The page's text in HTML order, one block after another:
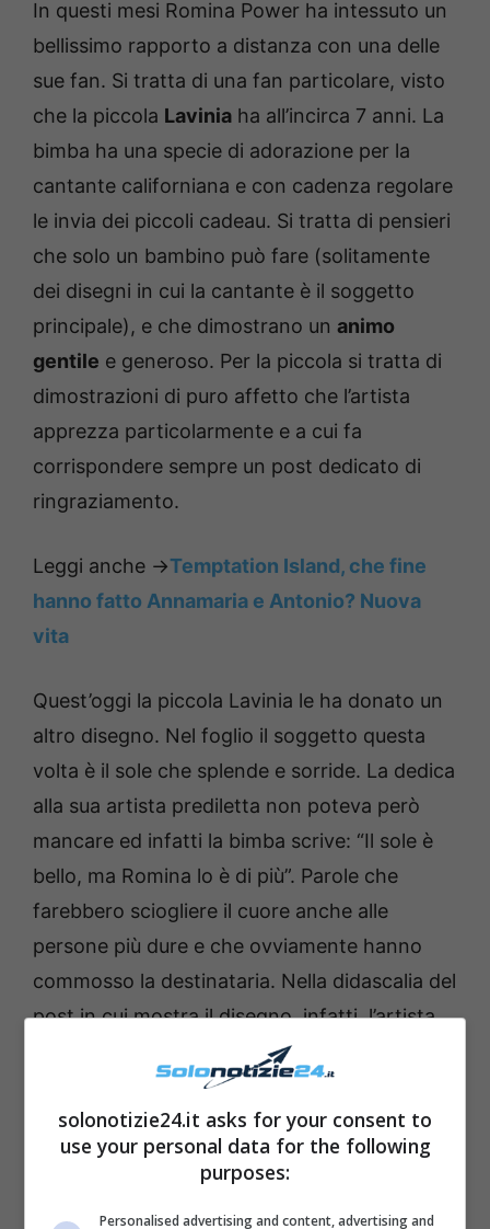
In questi mesi Romina Power ha intessuto un
bellissimo rapporto a distanza con una delle
sue fan. Si tratta di una fan particolare, visto
che la piccola Lavinia ha all’incirca 7 anni. La
bimba ha una specie di adorazione per la
cantante californiana e con cadenza regolare
le invia dei piccoli cadeau. Si tratta di pensieri
che solo un bambino può fare (solitamente
dei disegni in cui la cantante è il soggetto
principale), e che dimostrano un animo
gentile e generoso. Per la piccola si tratta di
dimostrazioni di puro affetto che l’artista
apprezza particolarmente e a cui fa
corrispondere sempre un post dedicato di
ringraziamento.
Leggi anche ->Temptation Island, che fine
hanno fatto Annamaria e Antonio? Nuova
vita
Quest’oggi la piccola Lavinia le ha donato un
altro disegno. Nel foglio il soggetto questa
volta è il sole che splende e sorride. La dedica
alla sua artista prediletta non poteva però
mancare ed infatti la bimba scrive: “Il sole è
bello, ma Romina lo è di più”. Parole che
farebbero sciogliere il cuore anche alle
persone più dure e che ovviamente hanno
commosso la destinataria. Nella didascalia del
post in cui mostra il disegno, infatti, l’artista
scrive: “Come si fa a non avere alto il morale
quando si ricevono disegni come questo?”.
Leggi anche ->Katie Holmes e Tom Cruise,
com’è diventata la figlia Suri. Ha 15 anni e i
capelli lunghi di Rapunzel
solonotizie24.it asks for your consent to
use your personal data for the following
purposes:
Personalised advertising and content, advertising and